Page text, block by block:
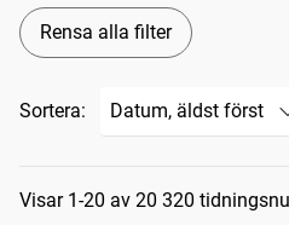
Rensa alla filter
Sortera:
Sökresultat
Visar 1-20 av 20 320